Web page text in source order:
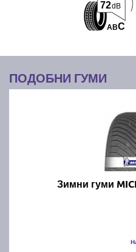
ABC
72dB
ПОДОБНИ ГУМИ
Зимни гуми